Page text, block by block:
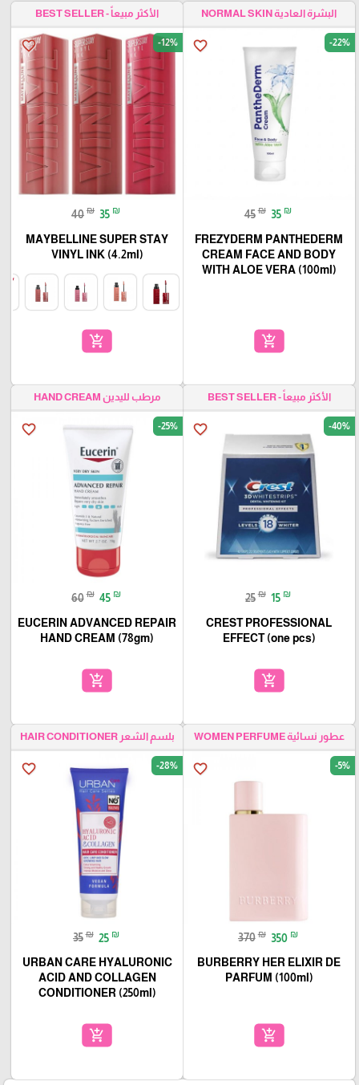
البشرة العادية NORMAL SKIN
favorite_border -22%
45 ₪ 35 ₪
FREZYDERM PANTHEDERM
CREAM FACE AND BODY
WITH ALOE VERA (100ml)
add_shopping_cart
الأكثر مبيعاً - BEST SELLER
favorite_border -12%
40 ₪ 35 ₪
MAYBELLINE SUPER STAY
VINYL INK (4.2ml)
add_shopping_cart
الأكثر مبيعاً - BEST SELLER
favorite_border -40%
25 ₪ 15 ₪
CREST PROFESSIONAL
EFFECT (one pcs)
add_shopping_cart
مرطب لليدين HAND CREAM
favorite_border -25%
60 ₪ 45 ₪
EUCERIN ADVANCED REPAIR
HAND CREAM (78gm)
add_shopping_cart
عطور نسائية WOMEN PERFUME
favorite_border -5%
370 ₪ 350 ₪
BURBERRY HER ELIXIR DE
PARFUM (100ml)
add_shopping_cart
بلسم الشعر HAIR CONDITIONER
favorite_border -28%
35 ₪ 25 ₪
URBAN CARE HYALURONIC
ACID AND COLLAGEN
CONDITIONER (250ml)
add_shopping_cart